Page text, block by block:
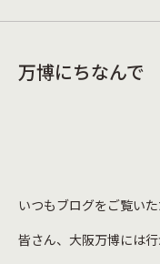
万博にちなんで
いつもブログをご覧い
皆さん、大阪万博には